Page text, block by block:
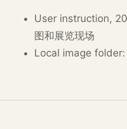
User instruction,
图和展览现场
Local image